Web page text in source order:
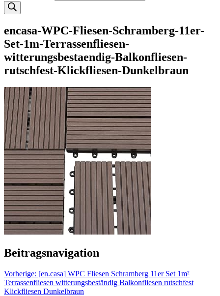
encasa-WPC-Fliesen-Schramberg-11er-
Set-1m-Terrassenfliesen-
witterungsbestaendig-Balkonfliesen-
rutschfest-Klickfliesen-Dunkelbraun
Beitragsnavigation
Vorherige: [en.casa] WPC Fliesen Schramberg 11er Set 1m²
Terrassenfliesen witterungsbeständig Balkonfliesen rutschfest
Klickfliesen Dunkelbraun